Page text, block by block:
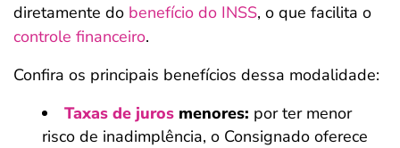
diretamente do benefício do INSS, o que facilita o
controle financeiro.
Confira os principais benefícios dessa modalidade:
Taxas de juros menores: por ter menor
risco de inadimplência, o Consignado oferece